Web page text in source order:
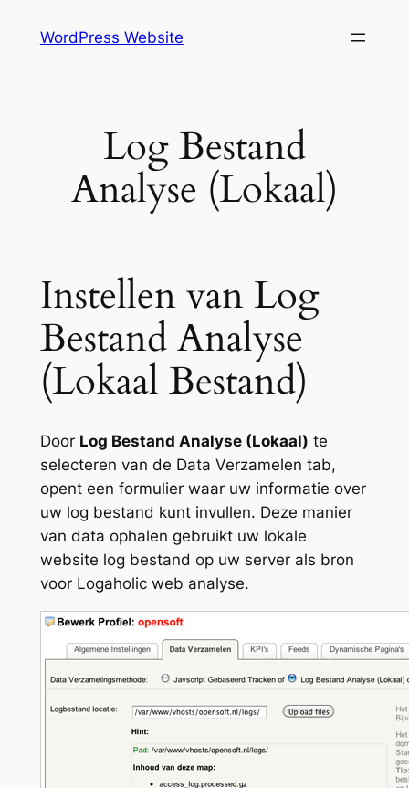
WordPress Website
Log Bestand
Analyse (Lokaal)
Instellen van Log
Bestand Analyse
(Lokaal Bestand)
Door Log Bestand Analyse (Lokaal) te
selecteren van de Data Verzamelen tab,
opent een formulier waar uw informatie over
uw log bestand kunt invullen. Deze manier
van data ophalen gebruikt uw lokale
website log bestand op uw server als bron
voor Logaholic web analyse.